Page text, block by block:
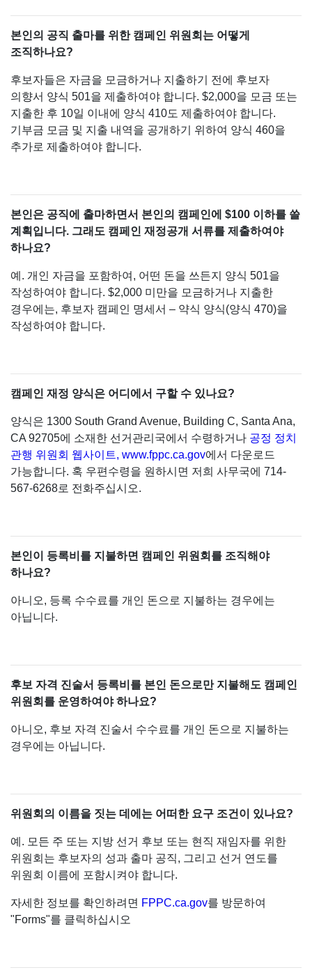
본인의 공직 출마를 위한 캠페인 위원회는 어떻게
조직하나요?
후보자들은 자금을 모금하거나 지출하기 전에 후보자
의향서 양식 501을 제출하여야 합니다. $2,000을 모금 또는
지출한 후 10일 이내에 양식 410도 제출하여야 합니다.
기부금 모금 및 지출 내역을 공개하기 위하여 양식 460을
추가로 제출하여야 합니다.
본인은 공직에 출마하면서 본인의 캠페인에 $100 이하를 쓸
계획입니다. 그래도 캠페인 재정공개 서류를 제출하여야
하나요?
예. 개인 자금을 포함하여, 어떤 돈을 쓰든지 양식 501을
작성하여야 합니다. $2,000 미만을 모금하거나 지출한
경우에는, 후보자 캠페인 명세서 – 약식 양식(양식 470)을
작성하여야 합니다.
캠페인 재정 양식은 어디에서 구할 수 있나요?
양식은 1300 South Grand Avenue, Building C, Santa Ana,
CA 92705에 소재한 선거관리국에서 수령하거나 공정 정치
관행 위원회 웹사이트, www.fppc.ca.gov에서 다운로드
가능합니다. 혹 우편수령을 원하시면 저희 사무국에 714-
567-6268로 전화주십시오.
본인이 등록비를 지불하면 캠페인 위원회를 조직해야
하나요?
아니오, 등록 수수료를 개인 돈으로 지불하는 경우에는
아닙니다.
후보 자격 진술서 등록비를 본인 돈으로만 지불해도 캠페인
위원회를 운영하여야 하나요?
아니오, 후보 자격 진술서 수수료를 개인 돈으로 지불하는
경우에는 아닙니다.
위원회의 이름을 짓는 데에는 어떠한 요구 조건이 있나요?
예. 모든 주 또는 지방 선거 후보 또는 현직 재임자를 위한
위원회는 후보자의 성과 출마 공직, 그리고 선거 연도를
위원회 이름에 포함시켜야 합니다.
자세한 정보를 확인하려면 FPPC.ca.gov를 방문하여
"Forms"를 클릭하십시오